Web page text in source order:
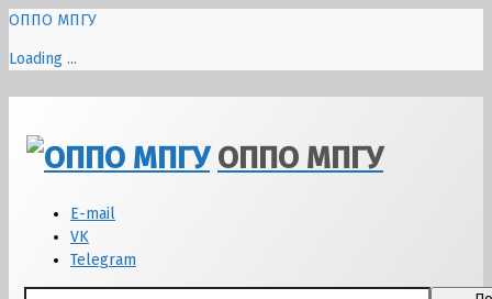
ОППО МПГУ
Loading ...
содержимому
ОППО МПГУ
E-mail
VK
Telegram